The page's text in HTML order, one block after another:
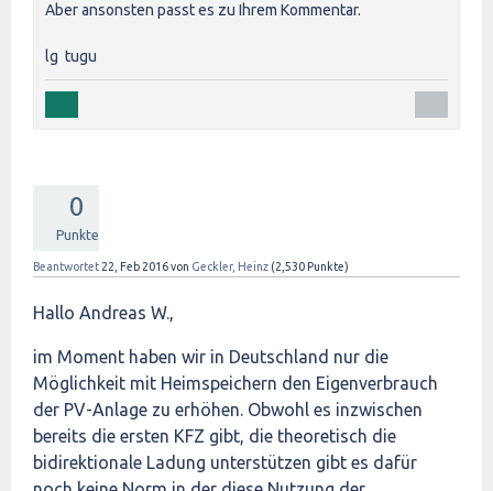
Aber ansonsten passt es zu Ihrem Kommentar.
lg tugu
0
Punkte
Beantwortet 22, Feb 2016von Geckler, Heinz (2,530 Punkte)
Hallo Andreas W.,
im Moment haben wir in Deutschland nur die
Möglichkeit mit Heimspeichern den Eigenverbrauch
der PV-Anlage zu erhöhen. Obwohl es inzwischen
bereits die ersten KFZ gibt, die theoretisch die
bidirektionale Ladung unterstützen gibt es dafür